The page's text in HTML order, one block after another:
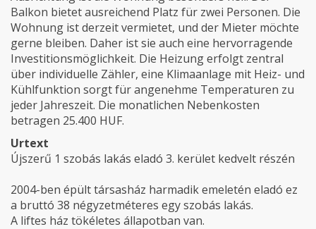
Balkon bietet ausreichend Platz für zwei Personen. Die
Wohnung ist derzeit vermietet, und der Mieter möchte
gerne bleiben. Daher ist sie auch eine hervorragende
Investitionsmöglichkeit. Die Heizung erfolgt zentral
über individuelle Zähler, eine Klimaanlage mit Heiz- und
Kühlfunktion sorgt für angenehme Temperaturen zu
jeder Jahreszeit. Die monatlichen Nebenkosten
betragen 25.400 HUF.
Urtext
Újszerű 1 szobás lakás eladó 3. kerület kedvelt részén
2004-ben épült társasház harmadik emeletén eladó ez
a bruttó 38 négyzetméteres egy szobás lakás.
A liftes ház tökéletes állapotban van.